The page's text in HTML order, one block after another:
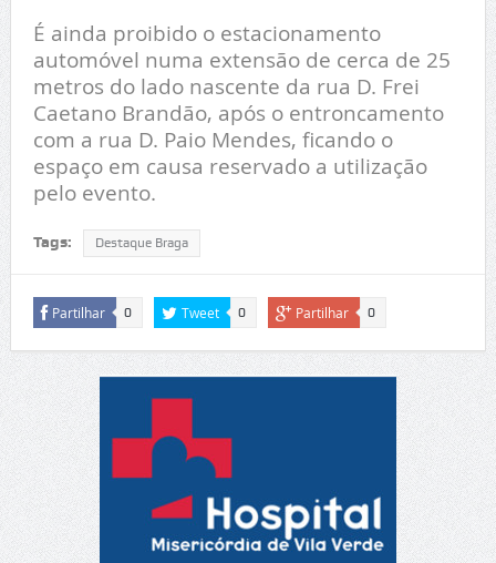
É ainda proibido o estacionamento
automóvel numa extensão de cerca de 25
metros do lado nascente da rua D. Frei
Caetano Brandão, após o entroncamento
com a rua D. Paio Mendes, ficando o
espaço em causa reservado a utilização
pelo evento.
Tags: Destaque Braga
Partilhar 0 Tweet 0 Partilhar 0